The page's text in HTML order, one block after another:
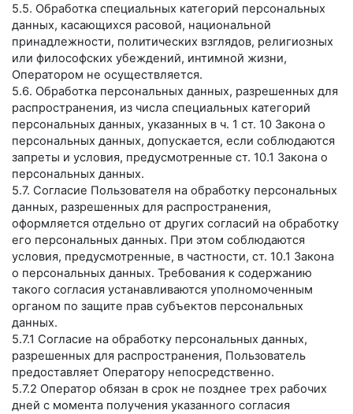
5.5. Обработка специальных категорий персональных
данных, касающихся расовой, национальной
принадлежности, политических взглядов, религиозных
или философских убеждений, интимной жизни,
Оператором не осуществляется.
5.6. Обработка персональных данных, разрешенных для
распространения, из числа специальных категорий
персональных данных, указанных в ч. 1 ст. 10 Закона о
персональных данных, допускается, если соблюдаются
запреты и условия, предусмотренные ст. 10.1 Закона о
персональных данных.
5.7. Согласие Пользователя на обработку персональных
данных, разрешенных для распространения,
оформляется отдельно от других согласий на обработку
его персональных данных. При этом соблюдаются
условия, предусмотренные, в частности, ст. 10.1 Закона
о персональных данных. Требования к содержанию
такого согласия устанавливаются уполномоченным
органом по защите прав субъектов персональных
данных.
5.7.1 Согласие на обработку персональных данных,
разрешенных для распространения, Пользователь
предоставляет Оператору непосредственно.
5.7.2 Оператор обязан в срок не позднее трех рабочих
дней с момента получения указанного согласия